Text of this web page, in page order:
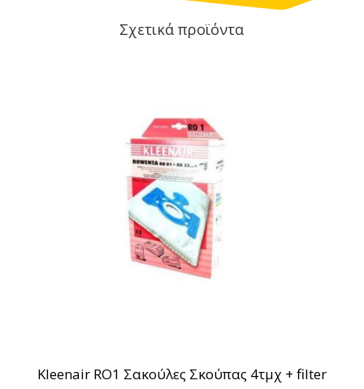
Σχετικά προϊόντα
Kleenair RO1 Σακούλες Σκούπας 4τμχ + filter